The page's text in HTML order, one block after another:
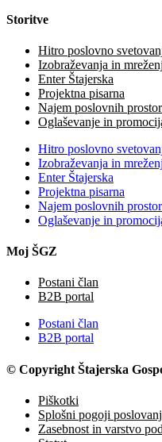
Storitve
Hitro poslovno
Izobraževanja in
Enter Štajerska
Projektna pisarna
Najem poslovnih
Oglaševanje in
Hitro poslovno
Izobraževanja in
Enter Štajerska
Projektna pisarna
Najem poslovnih
Oglaševanje in
Moj ŠGZ
Postani član
B2B portal
Postani član
B2B portal
© Copyright Štajerska
Piškotki
Splošni pogoji
Zasebnost in varstvo